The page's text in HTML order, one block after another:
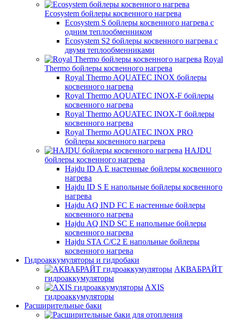
Ecosystem бойлеры косвенного нагрева
Ecosystem S бойлеры косвенного нагрева с
одним теплообменником
Ecosystem S2 бойлеры косвенного нагрева с
двумя теплообменниками
Royal
Thermo бойлеры косвенного нагрева
Royal Thermo AQUATEC INOX бойлеры
косвенного нагрева
Royal Thermo AQUATEC INOX-F бойлеры
косвенного нагрева
Royal Thermo AQUATEC INOX-T бойлеры
косвенного нагрева
Royal Thermo AQUATEC INOX PRO
бойлеры косвенного нагрева
HAJDU
бойлеры косвенного нагрева
Hajdu ID A E настенные бойлеры косвенного
нагрева
Hajdu ID S E напольные бойлеры косвенного
нагрева
Hajdu AQ IND FC E настенные бойлеры
косвенного нагрева
Hajdu AQ IND SC E напольные бойлеры
косвенного нагрева
Hajdu STA C/C2 E напольные бойлеры
косвенного нагрева
Гидроаккумуляторы и гидробаки
АКВАБРАЙТ
гидроаккумуляторы
AXIS
гидроаккумуляторы
Расширительные баки